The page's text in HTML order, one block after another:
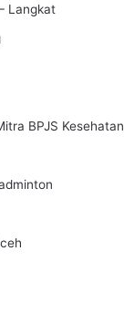
Langkat
BPJS Kesehatan